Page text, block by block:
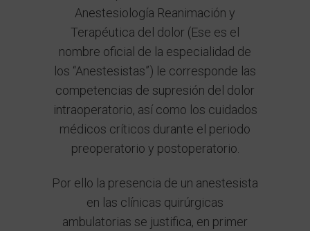
Anestesiología Reanimación y
Terapéutica del dolor (Ese es el
nombre oficial de la especialidad de
los “Anestesistas”) le corresponde las
competencias de supresión del dolor
intraoperatorio, así como los cuidados
médicos críticos durante el periodo
preoperatorio y postoperatorio.
Por ello la presencia de un anestesista
en las clínicas quirúrgicas
ambulatorias se justifica, en primer